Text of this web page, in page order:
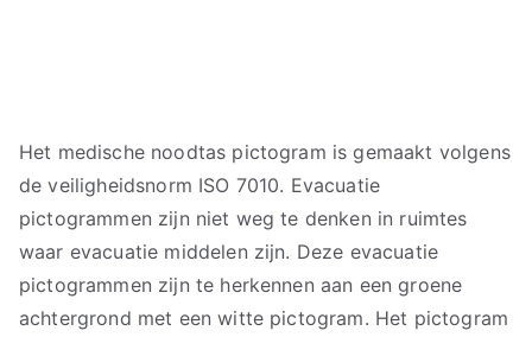
Het medische noodtas pictogram is gemaakt volgens
de veiligheidsnorm ISO 7010. Evacuatie
pictogrammen zijn niet weg te denken in ruimtes
waar evacuatie middelen zijn. Deze evacuatie
pictogrammen zijn te herkennen aan een groene
achtergrond met een witte pictogram. Het pictogram